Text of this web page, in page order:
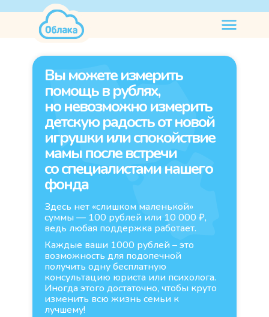
нужна
помощь
Вы можете измерить
помощь в рублях,
но невозможно измерить
детскую радость от новой
игрушки или спокойствие
мамы после встречи
со специалистами нашего
фонда
Каждые ваши 1000 рублей – это
возможность для подопечной
получить одну бесплатную
консультацию юриста или психолога.
Иногда этого достаточно, чтобы круто
изменить всю жизнь семьи к
лучшему!
Здесь нет «слишком маленькой»
суммы — 100 рублей или 10 000 ₽,
ведь любая поддержка работает.